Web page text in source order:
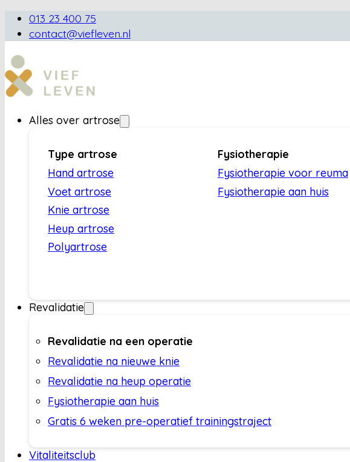
013 23 400 75
contact@viefleven.nl
Alles over artrose
Type artrose
Hand artrose
Voet artrose
Knie artrose
Heup artrose
Polyartrose
Fysiotherapie
Fysiotherapie voor reuma
Fysiotherapie aan huis
Revalidatie
Revalidatie na een operatie
Revalidatie na nieuwe knie
Revalidatie na heup operatie
Fysiotherapie aan huis
Gratis 6 weken pre-operatief trainingstraject
Vitaliteitsclub